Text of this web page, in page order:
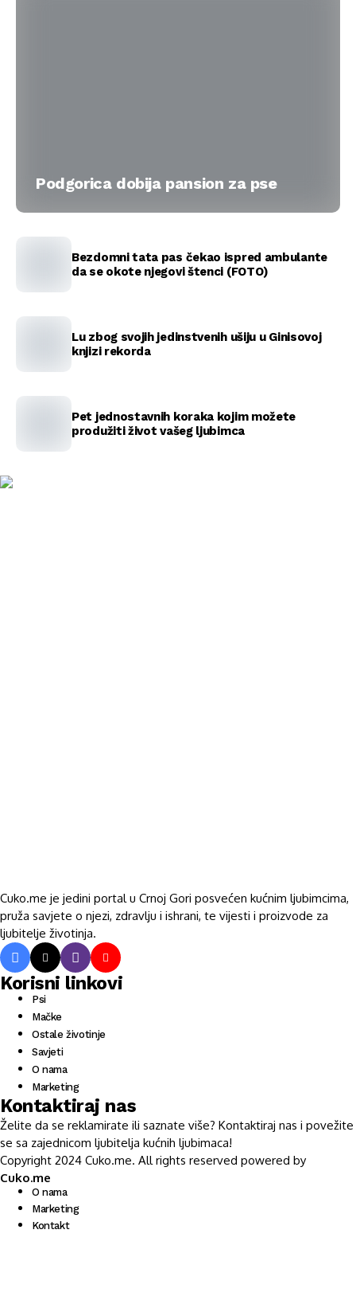
Podgorica dobija pansion za pse
Bezdomni tata pas čekao ispred ambulante
da se okote njegovi štenci (FOTO)
Lu zbog svojih jedinstvenih ušiju u Ginisovoj
knjizi rekorda
Pet jednostavnih koraka kojim možete
produžiti život vašeg ljubimca
Cuko.me je jedini portal u Crnoj Gori posvećen kućnim ljubimcima,
pruža savjete o njezi, zdravlju i ishrani, te vijesti i proizvode za
ljubitelje životinja.
Korisni linkovi
Psi
Mačke
Ostale životinje
Savjeti
O nama
Marketing
Kontaktiraj nas
Želite da se reklamirate ili saznate više? Kontaktiraj nas i povežite
se sa zajednicom ljubitelja kućnih ljubimaca!
Copyright 2024 Cuko.me. All rights reserved powered by
Cuko.me
O nama
Marketing
Kontakt